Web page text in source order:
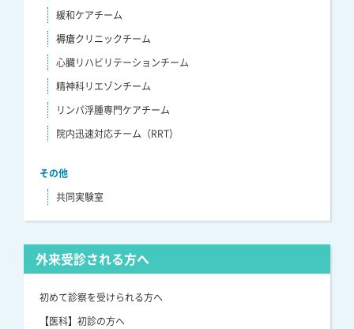
緩和ケアチーム
褥瘡クリニックチーム
心臓リハビリテーションチーム
精神科リエゾンチーム
リンパ浮腫専門ケアチーム
院内迅速対応チーム（RRT）
その他
共同実験室
外来受診される方へ
初めて診察を受けられる方へ
【医科】初診の方へ